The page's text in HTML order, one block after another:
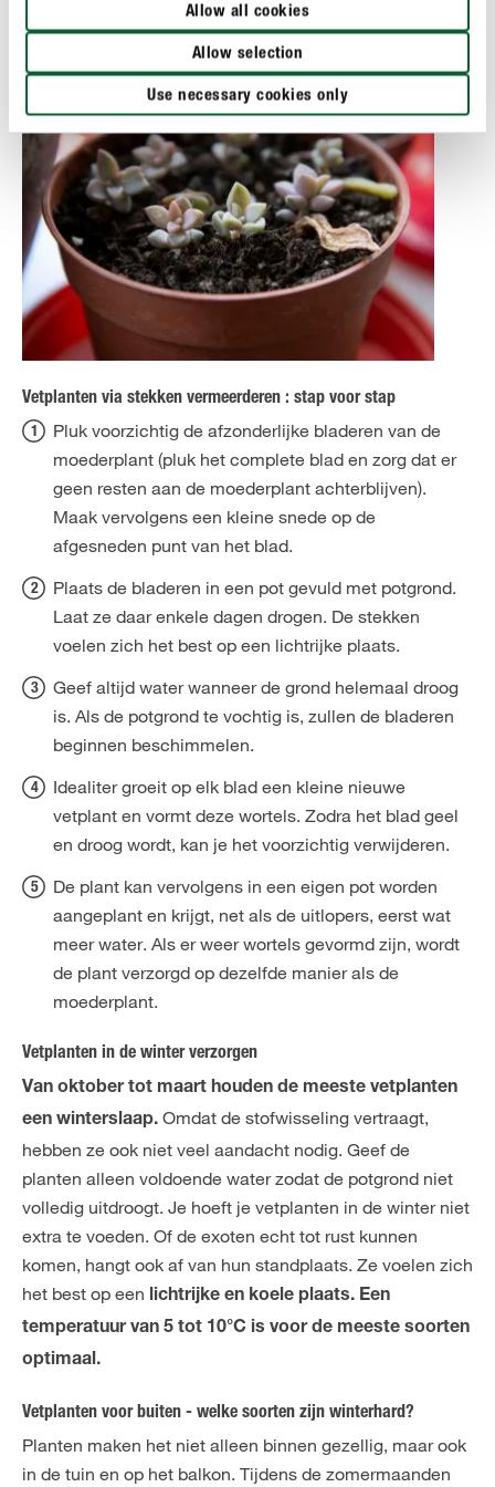
Allow all cookies
Allow selection
Use necessary cookies only
zoals de andere vetplanten.
Vetplanten via stekken vermeerderen : stap voor stap
Pluk voorzichtig de afzonderlijke bladeren van de
moederplant (pluk het complete blad en zorg dat er
geen resten aan de moederplant achterblijven).
Maak vervolgens een kleine snede op de
afgesneden punt van het blad.
Plaats de bladeren in een pot gevuld met potgrond.
Laat ze daar enkele dagen drogen. De stekken
voelen zich het best op een lichtrijke plaats.
Geef altijd water wanneer de grond helemaal droog
is. Als de potgrond te vochtig is, zullen de bladeren
beginnen beschimmelen.
Idealiter groeit op elk blad een kleine nieuwe
vetplant en vormt deze wortels. Zodra het blad geel
en droog wordt, kan je het voorzichtig verwijderen.
De plant kan vervolgens in een eigen pot worden
aangeplant en krijgt, net als de uitlopers, eerst wat
meer water. Als er weer wortels gevormd zijn, wordt
de plant verzorgd op dezelfde manier als de
moederplant.
Vetplanten in de winter verzorgen
Van oktober tot maart houden de meeste vetplanten
een winterslaap. Omdat de stofwisseling vertraagt,
hebben ze ook niet veel aandacht nodig. Geef de
planten alleen voldoende water zodat de potgrond niet
volledig uitdroogt. Je hoeft je vetplanten in de winter niet
extra te voeden. Of de exoten echt tot rust kunnen
komen, hangt ook af van hun standplaats. Ze voelen zich
het best op een lichtrijke en koele plaats. Een
temperatuur van 5 tot 10°C is voor de meeste soorten
optimaal.
Vetplanten voor buiten - welke soorten zijn winterhard?
Planten maken het niet alleen binnen gezellig, maar ook
in de tuin en op het balkon. Tijdens de zomermaanden